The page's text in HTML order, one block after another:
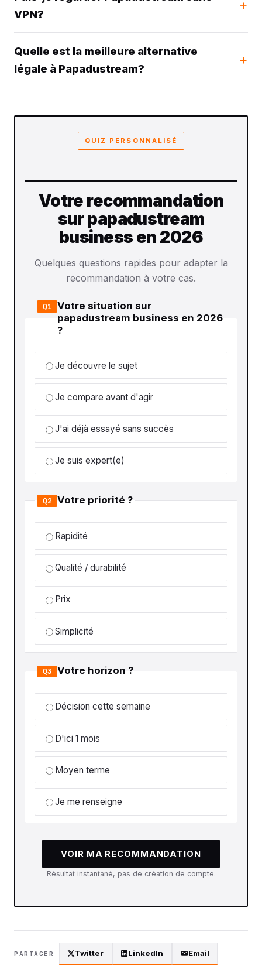
VPN?
Quelle est la meilleure alternative
légale à Papadustream?
QUIZ PERSONNALISÉ
Votre recommandation
sur papadustream
business en 2026
Quelques questions rapides pour adapter la
recommandation à votre cas.
Q1 Votre situation sur
papadustream business en 2026
?
Je découvre le sujet
Je compare avant d'agir
J'ai déjà essayé sans succès
Je suis expert(e)
Q2 Votre priorité ?
Rapidité
Qualité / durabilité
Prix
Simplicité
Q3 Votre horizon ?
Décision cette semaine
D'ici 1 mois
Moyen terme
Je me renseigne
VOIR MA RECOMMANDATION
Résultat instantané, pas de création de compte.
PARTAGER Twitter LinkedIn Email